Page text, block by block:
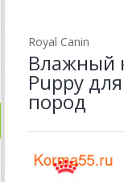
Royal Canin
Влажный
Puppy
пород